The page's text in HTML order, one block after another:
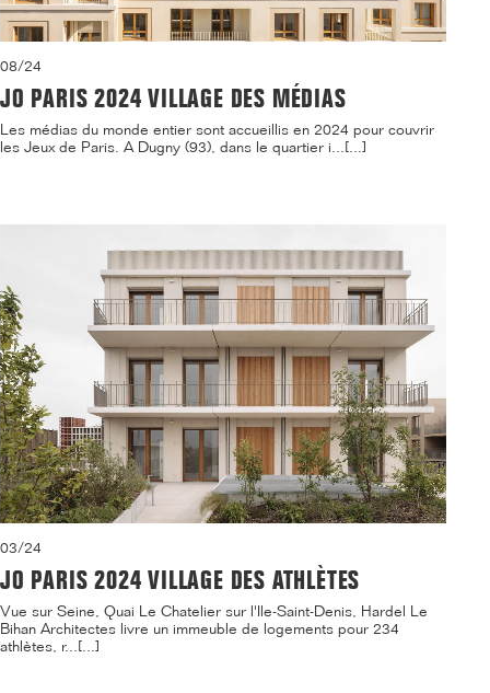
08/24
JO PARIS 2024 VILLAGE DES MÉDIAS
Les médias du monde entier sont accueillis en 2024 pour couvrir
les Jeux de Paris. A Dugny (93), dans le quartier i...[...]
03/24
JO PARIS 2024 VILLAGE DES ATHLÈTES
Vue sur Seine, Quai Le Chatelier sur l'Ile-Saint-Denis, Hardel Le
Bihan Architectes livre un immeuble de logements pour 234
athlètes, r...[...]